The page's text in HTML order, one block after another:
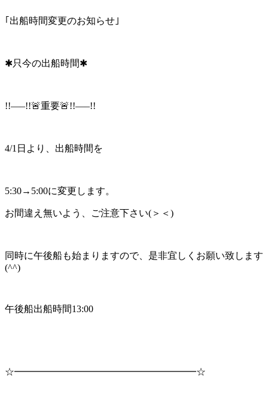
｢出船時間変更のお知らせ｣
✱只今の出船時間✱
!!—–!!🚨重要🚨!!—–!!
4/1日より、出船時間を
5:30→5:00に変更します。
お間違え無いよう、ご注意下さい(＞＜)
同時に午後船も始まりますので、是非宜しくお願い致します
(^^)
午後船出船時間13:00
☆━━━━━━━━━━━━━━━━━━━☆